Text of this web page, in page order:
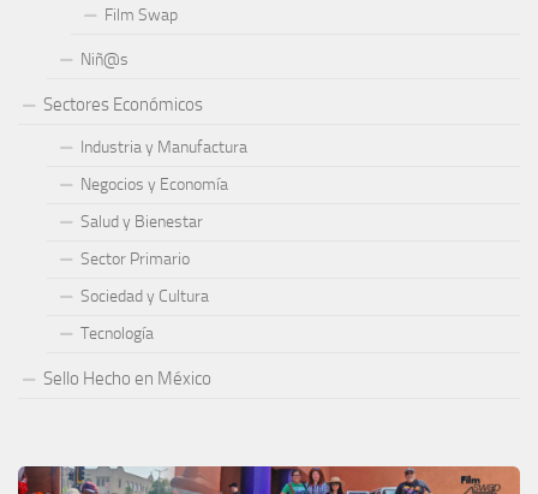
Film Swap
Niñ@s
Sectores Económicos
Industria y Manufactura
Negocios y Economía
Salud y Bienestar
Sector Primario
Sociedad y Cultura
Tecnología
Sello Hecho en México